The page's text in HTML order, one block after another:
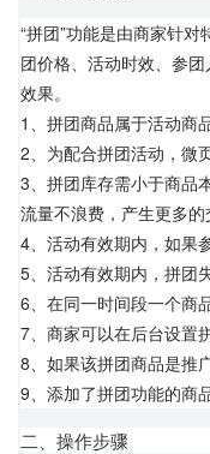
“拼团”功能是由商家针
团价格、活动时效、参
效果。
1、拼团商品属于活动商
2、为配合拼团活动，微
3、拼团库存需小于商品
流量不浪费，产生更多
4、活动有效期内，如果
5、活动有效期内，拼团
6、在同一时间段一个商
7、商家可以在后台设置
8、如果该拼团商品是推
9、添加了拼团功能的商
二、操作步骤